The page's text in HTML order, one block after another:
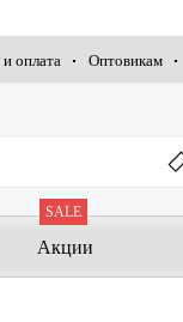
оплата Оптовикам
Акции
SALE